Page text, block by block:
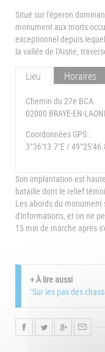
Situé sur l'éperon
monument aux morts
exceptionnel depuis
la vallée de l'Aisne,
Lieu Horaires
Chemin du 27e BCA
02000 BRAYE-EN-
Coordonnées GPS :
3°36'13.7"E /
Son implantation est
bataille dont le relief
Les abords du
d'informations, et on ne
15 min de marche après
+ À lire aussi
"Sur les pas des